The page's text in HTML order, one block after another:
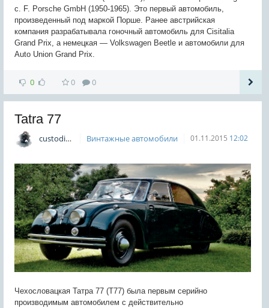
c. F. Porsche GmbH (1950-1965). Это первый автомобиль,
произведенный под маркой Порше. Ранее австрийская
компания разрабатывала гоночный автомобиль для Cisitalia
Grand Prix, а немецкая — Volkswagen Beetle и автомобили для
Auto Union Grand Prix.
0 0 0
Tatra 77
custodian Винтажные автомобили 01.11.2015 12:02
Чехословацкая Татра 77 (Т77) была первым серийно
производимым автомобилем с действительно